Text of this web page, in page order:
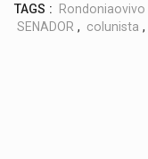
TAGS : Rondoniaovivo
SENADOR , colunista ,